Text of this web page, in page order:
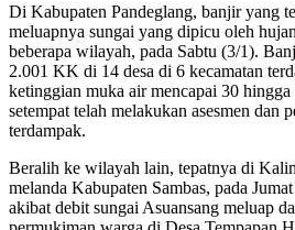
Di Kabupaten Pandeglang, banjir yang
meluapnya sungai yang dipicu oleh
beberapa wilayah, pada Sabtu (3/1).
2.001 KK di 14 desa di 6 kecamatan
ketinggian muka air mencapai 30
setempat telah melakukan asesmen dan
terdampak.
Beralih ke wilayah lain, tepatnya di
melanda Kabupaten Sambas, pada
akibat debit sungai Asuansang meluap